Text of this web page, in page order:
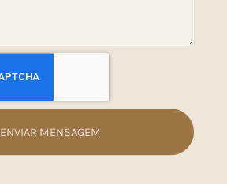
ENVIAR MENSAGEM